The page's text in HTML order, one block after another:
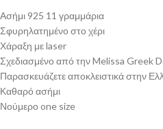
Ασήμι 925 11 γραμμάρια
Σφυρηλατημένο στο χέρι
Χάραξη με laser
Σχεδιασμένο από την Melissa Greek
Παρασκευάζετε αποκλειστικά στην
Καθαρό ασήμι
Νούμερο one size